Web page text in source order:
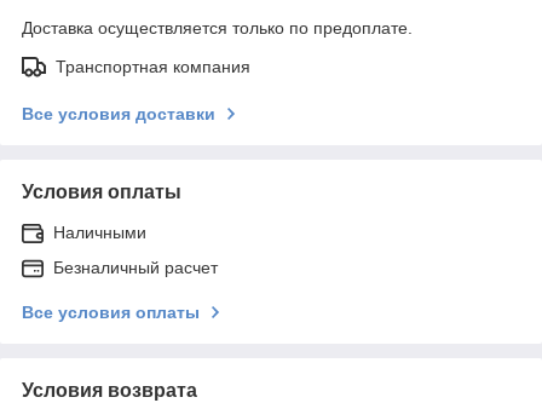
Доставка осуществляется только по предоплате.
Транспортная компания
Все условия доставки
Условия оплаты
Наличными
Безналичный расчет
Все условия оплаты
Условия возврата